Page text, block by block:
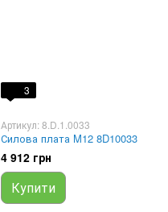
3
Артикул: 8.D.1.0033
Силова плата M12 8D10033
4 912 грн
Купити